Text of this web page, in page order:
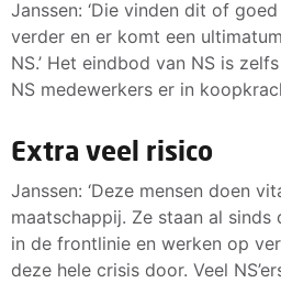
Janssen: ‘Die vinden dit of
verder en er komt een
NS.’ Het eindbod van NS is
NS medewerkers er in
Extra veel risico
Janssen: ‘Deze mensen doen
maatschappij. Ze staan al
in de frontlinie en werken op
deze hele crisis door. Veel